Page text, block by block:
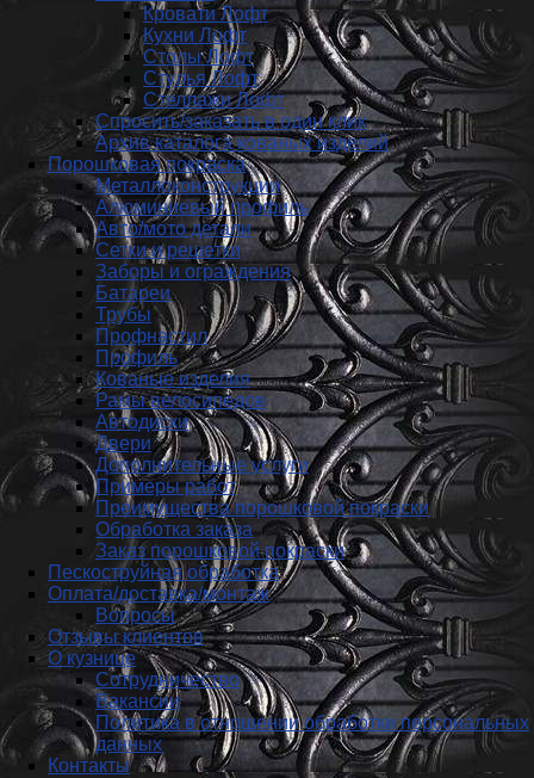
Кровати Лофт
Кухни Лофт
Столы Лофт
Стулья Лофт
Стеллажи Лофт
Спросить/заказать в один клик
Архив каталога кованых изделий
Порошковая покраска
Металлоконструкции
Алюминиевый профиль
Авто/мото детали
Сетки и решетки
Заборы и ограждения
Батареи
Трубы
Профнастил
Профиль
Кованые изделия
Рамы велосипедов
Автодиски
Двери
Дополнительные услуги
Примеры работ
Преимущества порошковой покраски
Обработка заказа
Заказ порошковой покраски
Пескоструйная обработка
Оплата/доставка/монтаж
Вопросы
Отзывы клиентов
О кузнице
Сотрудничество
Вакансии
Политика в отношении обработки персональных
данных
Контакты